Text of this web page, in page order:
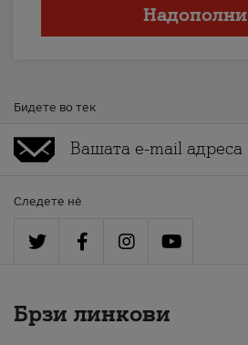
Надополни
Бидете во тек
Следете нè
Брзи линкови